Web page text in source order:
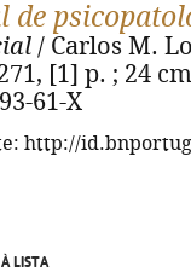
de
/ Carlos M.
[1] p. ; 24
61-X
http://
LISTA